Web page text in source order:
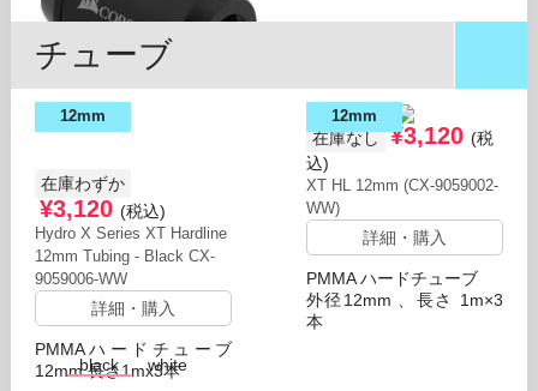
込)
XF AF ball valve BK (CX-
9055019-WW)
詳細・購入
G1/4 ボールバルブ
チューブ
12mm
在庫わずか
¥3,120 (税込)
Hydro X Series XT Hardline
12mm Tubing - Black CX-
9059006-WW
詳細・購入
PMMAハードチューブ
12mm 長さ1mx3本
black white
12mm
在庫なし ¥3,120 (税
込)
XT HL 12mm (CX-9059002-
WW)
詳細・購入
PMMA ハードチューブ
外径12mm 、長さ 1m×3
本